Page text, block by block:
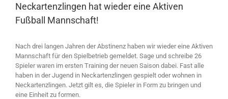
Neckartenzlingen hat wieder eine Aktiven
Fußball Mannschaft!
Nach drei langen Jahren der Abstinenz haben wir wieder eine Aktiven
Mannschaft für den Spielbetrieb gemeldet. Sage und schreibe 26
Spieler waren im ersten Training der neuen Saison dabei. Fast alle
haben in der Jugend in Neckartenzlingen gespielt oder wohnen in
Neckartenzlingen. Jetzt gilt es, die Spieler in Form zu bringen und
eine Einheit zu formen.